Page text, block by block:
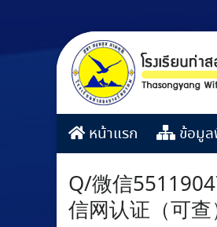
หน้าแรก ข้อมู
Q/微信
信网认证（可